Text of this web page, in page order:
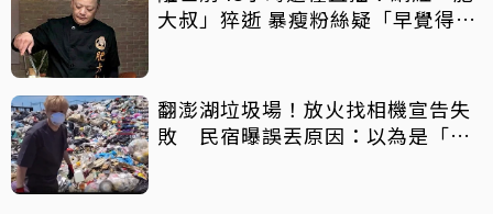
大叔」猝逝 暴瘦粉絲疑「早覺得不
翻澎湖垃圾場！放火找相機宣告失
敗 民宿曝誤丟原因：以為是「按